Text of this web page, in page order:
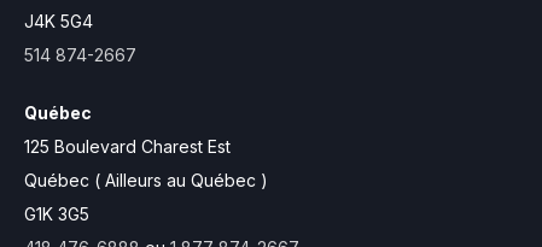
J4K 5G4
514 874-2667
Québec
125 Boulevard Charest Est
Québec ( Ailleurs au Québec )
G1K 3G5